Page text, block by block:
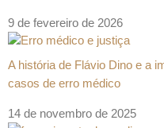
9 de fevereiro de 2026
A história de Flávio Dino e a
casos de erro médico
14 de novembro de 2025